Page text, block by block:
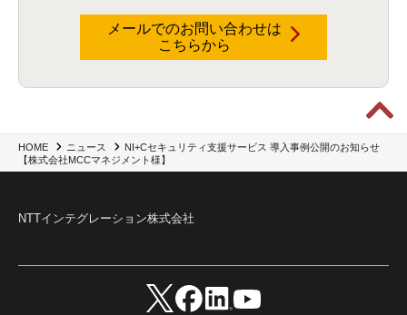
HOME ニュース
NI+Cセキュリティ支援サービス 導入事例公開のお知らせ
【株式会社MCCマネジメント様】
メールでのお問い合わせは
こちらから
NTTインテグレーション株式会社